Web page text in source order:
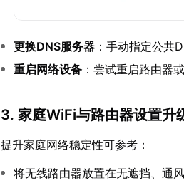
更换DNS服务器 ：手动指定公共
重启网络设备 ：尝试重启路由器
3. 家庭WiFi与路由器设置升
提升家庭网络稳定性可参考：
将无线路由器放置在无遮挡、通